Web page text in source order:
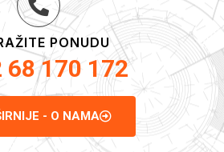
PONUDU
68 170 172
- O NAMA